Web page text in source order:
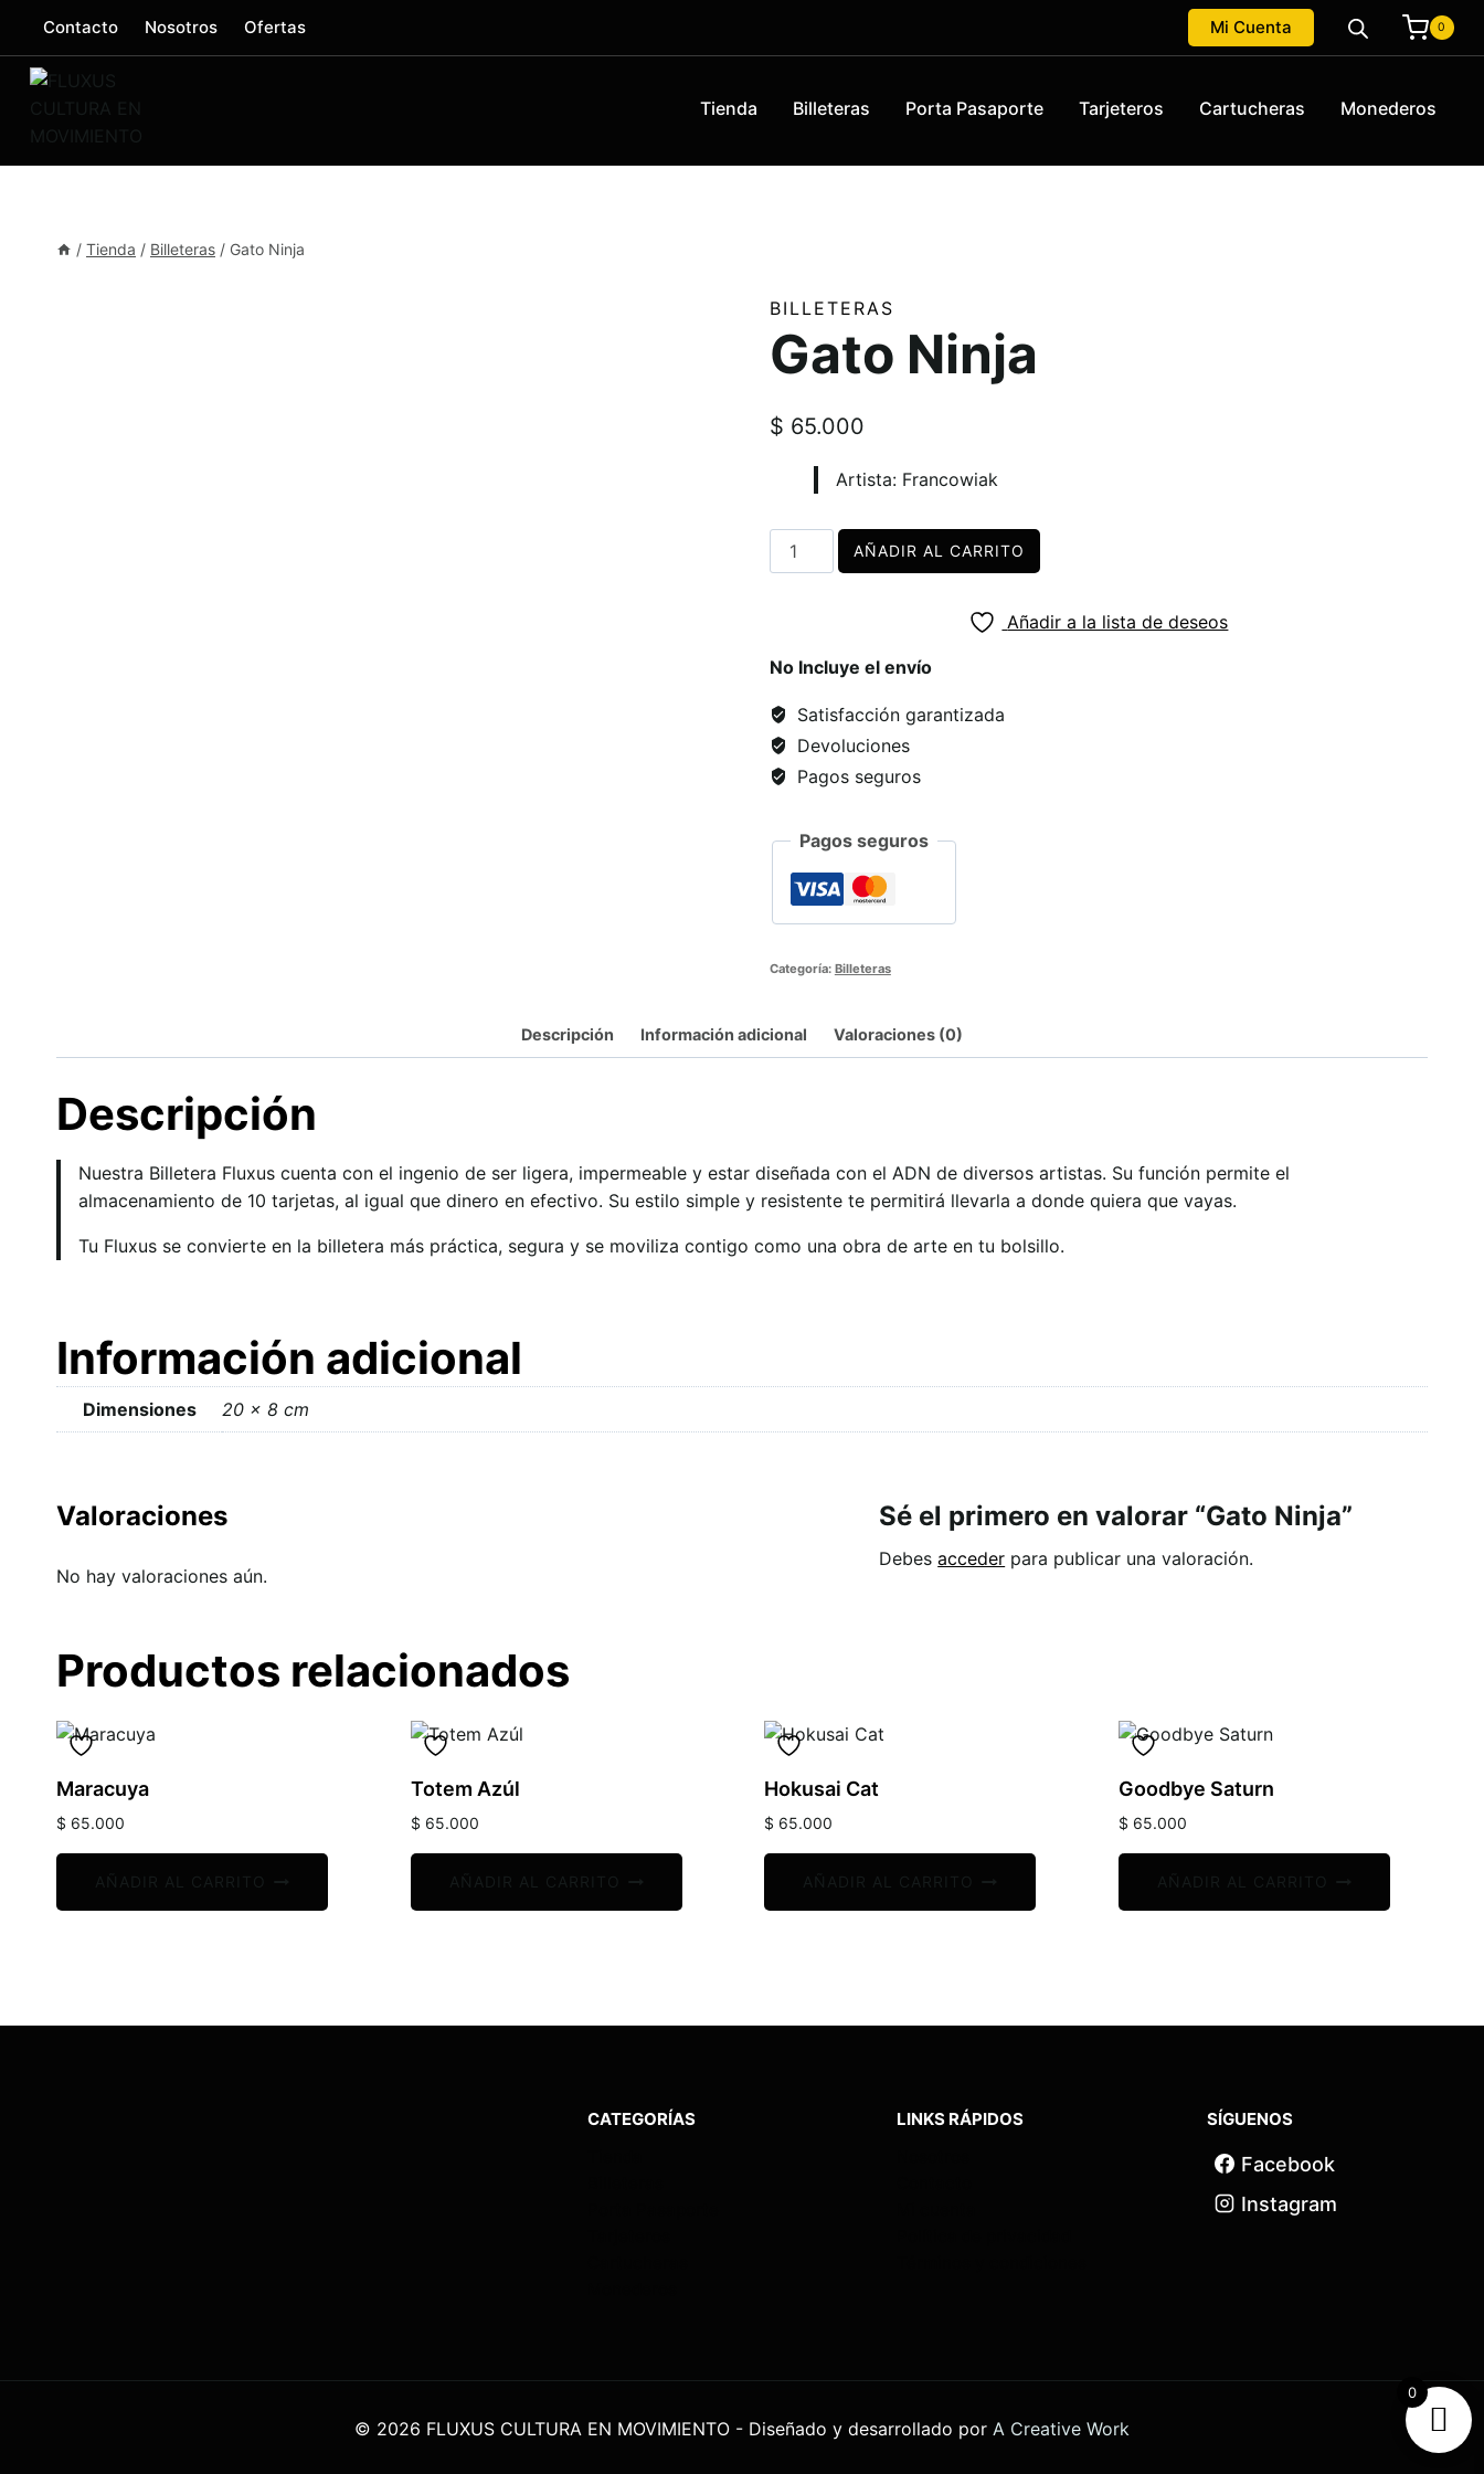
contenido
Contacto Nosotros Ofertas Mi Cuenta 0
Tienda Billeteras Porta Pasaporte Tarjeteros Cartucheras Monederos
/ Tienda / Billeteras / Gato Ninja
BILLETERAS
Gato Ninja
$ 65.000
Artista: Francowiak
Gato
Ninja
AÑADIR AL CARRITO
Añadir a la lista de deseos
No Incluye el envío
Satisfacción garantizada
Devoluciones
Pagos seguros
Pagos seguros
Categoría: Billeteras
Descripción Información adicional Valoraciones (0)
Descripción
Nuestra Billetera Fluxus cuenta con el ingenio de ser ligera, impermeable y estar diseñada con el ADN de diversos artistas. Su función permite el
almacenamiento de 10 tarjetas, al igual que dinero en efectivo. Su estilo simple y resistente te permitirá llevarla a donde quiera que vayas.
Tu Fluxus se convierte en la billetera más práctica, segura y se moviliza contigo como una obra de arte en tu bolsillo.
Información adicional
Dimensiones 20 × 8 cm
Valoraciones
No hay valoraciones aún.
Sé el primero en valorar “Gato Ninja”
Debesacceder para publicar una valoración.
Productos relacionados
Maracuya
$ 65.000
AÑADIR AL CARRITO
Totem Azúl
$ 65.000
AÑADIR AL CARRITO
Hokusai Cat
$ 65.000
AÑADIR AL CARRITO
Goodbye Saturn
$ 65.000
AÑADIR AL CARRITO
CATEGORÍAS
LINKS RÁPIDOS
SÍGUENOS
Facebook
Instagram
© 2026 FLUXUS CULTURA EN MOVIMIENTO - Diseñado y desarrollado por A Creative Work
0